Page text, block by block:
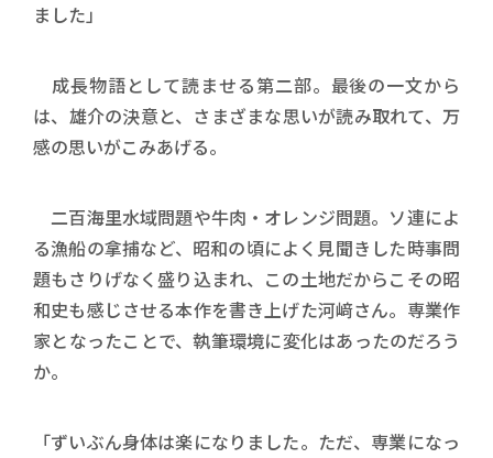
ました」
成長物語として読ませる第二部。最後の一文から
は、雄介の決意と、さまざまな思いが読み取れて、万
感の思いがこみあげる。
二百海里水域問題や牛肉・オレンジ問題。ソ連によ
る漁船の拿捕など、昭和の頃によく見聞きした時事問
題もさりげなく盛り込まれ、この土地だからこその昭
和史も感じさせる本作を書き上げた河﨑さん。専業作
家となったことで、執筆環境に変化はあったのだろう
か。
「ずいぶん身体は楽になりました。ただ、専業になっ